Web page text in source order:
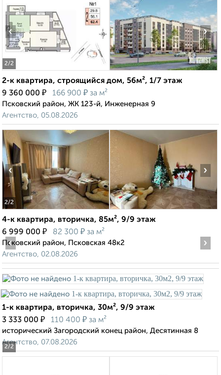
2/2
‹ ›
2-к квартира, строящийся дом, 56м², 1/7 этаж
9 360 000 ₽ 166 900 ₽ за м²
Псковский район, ЖК 123-й, Инженерная 9
Агентство, 05.08.2026
2/2
‹ ›
4-к квартира, вторичка, 85м², 9/9 этаж
6 999 000 ₽ 82 300 ₽ за м²
Псковский район, Псковская 48к2
Агентство, 02.08.2026
2/2
‹ ›
1-к квартира, вторичка, 30м², 9/9 этаж
3 333 000 ₽ 110 400 ₽ за м²
исторический Загородский конец район, Десятинная 8
Агентство, 07.08.2026